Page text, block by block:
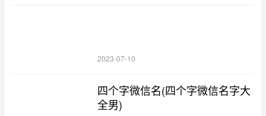
2023-07-10
四个字微信名(四个字微信名字大
全男)